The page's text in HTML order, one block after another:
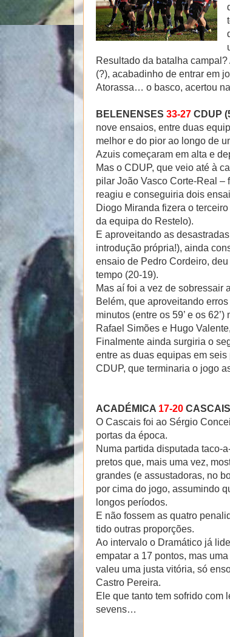
Resultado da batalha
(?), acabadinho de entrar em
Atorassa… o basco, acertou
BELENENSES 33-27 CDUP
nove ensaios, entre duas
melhor e do pior ao longo de
Azuis começaram em alta e
Mas o CDUP, que veio até à
pilar João Vasco Corte-Real
reagiu e conseguiria dois
Diogo Miranda fizera o terceiro
da equipa do Restelo).
E aproveitando as
introdução própria!), ainda
ensaio de Pedro Cordeiro,
tempo (20-19).
Mas aí foi a vez de sobressair
Belém, que aproveitando
minutos (entre os 59’ e os
Rafael Simões e Hugo
Finalmente ainda surgiria o
entre as duas equipas em
CDUP, que terminaria o jogo
ACADÉMICA 17-20
O Cascais foi ao Sérgio
portas da época.
Numa partida disputada taco-
pretos que, mais uma vez,
grandes (e assustadoras, no
por cima do jogo, assumindo
longos períodos.
E não fossem as quatro
tido outras proporções.
Ao intervalo o Dramático já
empatar a 17 pontos, mas
valeu uma justa vitória, só
Castro Pereira.
Ele que tanto tem sofrido com
sevens…